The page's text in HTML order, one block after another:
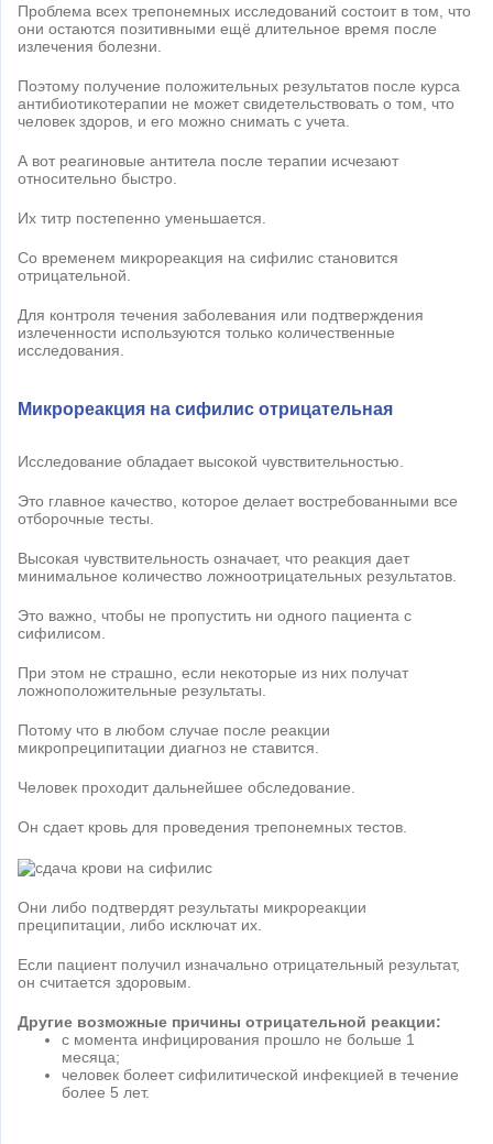
Проблема всех трепонемных исследований состоит в том, что
они остаются позитивными ещё длительное время после
излечения болезни.
Поэтому получение положительных результатов после курса
антибиотикотерапии не может свидетельствовать о том, что
человек здоров, и его можно снимать с учета.
А вот реагиновые антитела после терапии исчезают
относительно быстро.
Их титр постепенно уменьшается.
Со временем микрореакция на сифилис становится
отрицательной.
Для контроля течения заболевания или подтверждения
излеченности используются только количественные
исследования.
Микрореакция на сифилис отрицательная
Исследование обладает высокой чувствительностью.
Это главное качество, которое делает востребованными все
отборочные тесты.
Высокая чувствительность означает, что реакция дает
минимальное количество ложноотрицательных результатов.
Это важно, чтобы не пропустить ни одного пациента с
сифилисом.
При этом не страшно, если некоторые из них получат
ложноположительные результаты.
Потому что в любом случае после реакции
микропреципитации диагноз не ставится.
Человек проходит дальнейшее обследование.
Он сдает кровь для проведения трепонемных тестов.
Они либо подтвердят результаты микрореакции
преципитации, либо исключат их.
Если пациент получил изначально отрицательный результат,
он считается здоровым.
Другие возможные причины отрицательной реакции:
с момента инфицирования прошло не больше 1
месяца;
человек болеет сифилитической инфекцией в течение
более 5 лет.